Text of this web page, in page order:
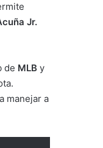
Jr.
de MLB y
manejar a